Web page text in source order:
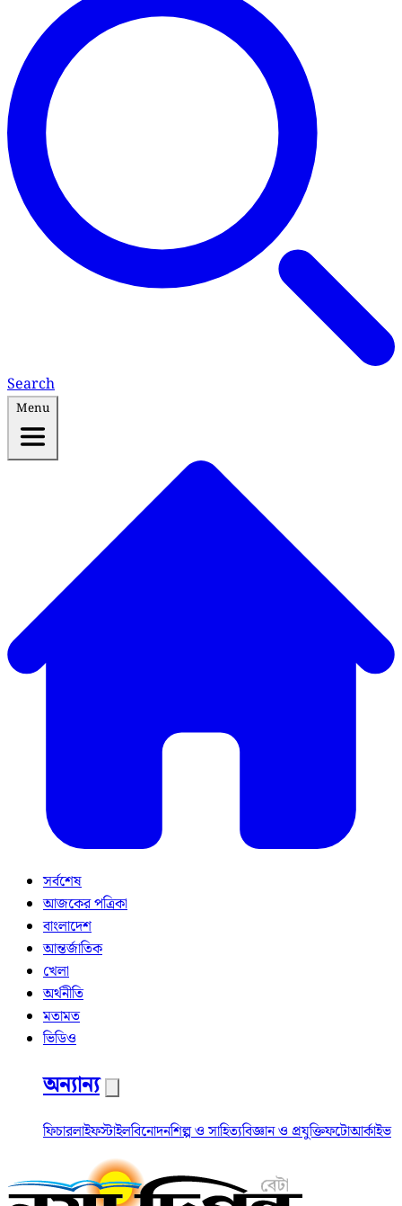
Search
Menu
সর্বশেষ
আজকের পত্রিকা
বাংলাদেশ
আন্তর্জাতিক
খেলা
অর্থনীতি
মতামত
ভিডিও
অন্যান্য
ফিচারলাইফস্টাইলবিনোদনশিল্প ও সাহিত্যবিজ্ঞান ও প্রযুক্তিফটোআর্কাইভ